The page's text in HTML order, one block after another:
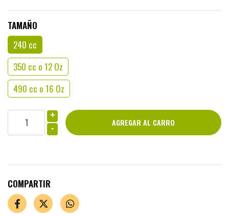
TAMAÑO
240 cc
350 cc o 12 Oz
490 cc o 16 Oz
+
-
COMPARTIR